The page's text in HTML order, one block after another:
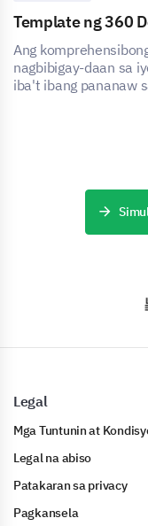
Template ng 360
Ang
nagbibigay-daan sa
iba't ibang pananaw
Legal
Mga Tuntunin at
Legal na abiso
Patakaran sa privacy
Pagkansela